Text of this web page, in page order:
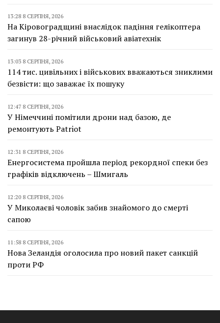
13:28 8 СЕРПНЯ, 2026
На Кіровоградщині внаслідок падіння гелікоптера
загинув 28-річний військовий авіатехнік
13:03 8 СЕРПНЯ, 2026
114 тис. цивільних і військових вважаються зниклими
безвісти: що заважає їх пошуку
12:47 8 СЕРПНЯ, 2026
У Німеччині помітили дрони над базою, де
ремонтують Patriot
12:31 8 СЕРПНЯ, 2026
Енергосистема пройшла період рекордної спеки без
графіків відключень – Шмигаль
12:20 8 СЕРПНЯ, 2026
У Миколаєві чоловік забив знайомого до смерті
сапою
11:58 8 СЕРПНЯ, 2026
Нова Зеландія оголосила про новий пакет санкцій
проти РФ